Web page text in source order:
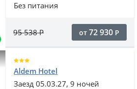
Без питания
95 538Р от 72 930 Р
Aldem Hotel
Заезд 05.03.27, 9 ночей